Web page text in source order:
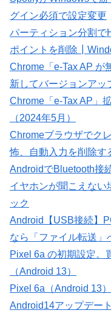
グイン必須で設定変更
パーティション分割で
ポイントを削除
Chrome「e-Tax AP が
新してバージョンアッ
Chrome「e-Tax AP」
（2024年5月）
Chromeブラウザでク
怖、自動入力を削除す
AndroidでBluetooth接
イヤホンが聞こえない
ック
Android【USB接続】
なら「ファイル転送」
Pixel 6a の初期設定。
（Android 13）
Pixel 6a（Android 13
Android14アップデー